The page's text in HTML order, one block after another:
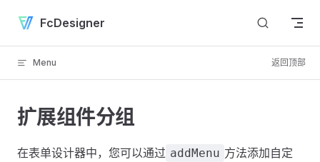
Skip to content
FcDesigner
Menu 返回顶部
扩展组件分组
在表单设计器中，您可以通过 addMenu 方法添加自定